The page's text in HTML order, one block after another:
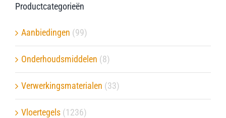
Productcategorieën
Aanbiedingen (99)
Onderhoudsmiddelen (8)
Verwerkingsmaterialen (33)
Vloertegels (1236)